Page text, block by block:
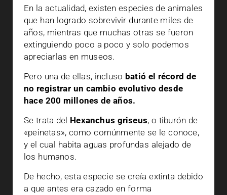
En la actualidad, existen especies de animales
que han logrado sobrevivir durante miles de
años, mientras que muchas otras se fueron
extinguiendo poco a poco y solo podemos
apreciarlas en museos.
Pero una de ellas, incluso batió el récord de
no registrar un cambio evolutivo desde
hace 200 millones de años.
Se trata del Hexanchus griseus, o tiburón de
«peinetas», como comúnmente se le conoce,
y el cual habita aguas profundas alejado de
los humanos.
De hecho, esta especie se creía extinta debido
a que antes era cazado en forma